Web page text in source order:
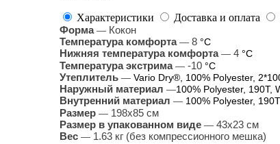
Характеристики Доставка и оплата
Форма — Кокон
Температура комфорта — 8 °С
Нижняя температура комфорта — 4 °С
Температура экстрима — -10 °С
Утеплитель — Vario Dry®, 100% Polyester,
Наружный материал —100% Polyester, 190T,
Внутренний материал — 100% Polyester, 190T
Размер — 198х85 см
Размер в упакованном виде — 43х23 см
Вес — 1.63 кг (без компрессионного мешка)